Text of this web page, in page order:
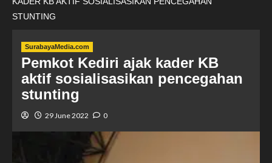
STUNTING
SurabayaMedia.com
Pemkot Kediri ajak kader KB
aktif sosialisasikan pencegahan
stunting
29 June 2022 0